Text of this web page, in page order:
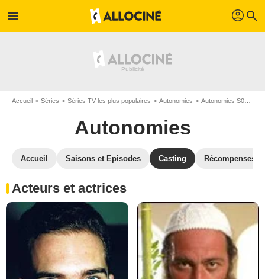
menu profil search
Accueil Séries Séries TV les plus populaires Autonomies Autonomies S01
Autonomies
Accueil Saisons et Episodes Casting Récompenses
Acteurs et actrices